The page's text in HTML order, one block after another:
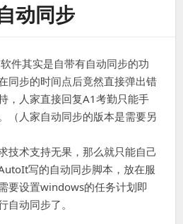
排
班
别
人
无
法
查
修
改
动同步
件其实是自带有自动同步的功
同步的时间点后竟然直接弹出错
，人家直接回复A1考勤只能手
（人家自动同步的版本是需要另
技术支持无果，那么就只能自己
写的自动同步脚本，放在服
要设置windows的任务计划即
自动同步了。